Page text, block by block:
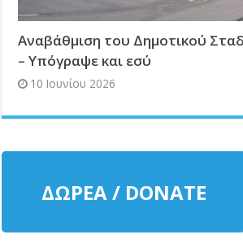
Αναβάθμιση του Δημοτικού
– Υπόγραψε και εσύ
10 Ιουνίου 2026
ΔΩΡΕΑ / DONATE